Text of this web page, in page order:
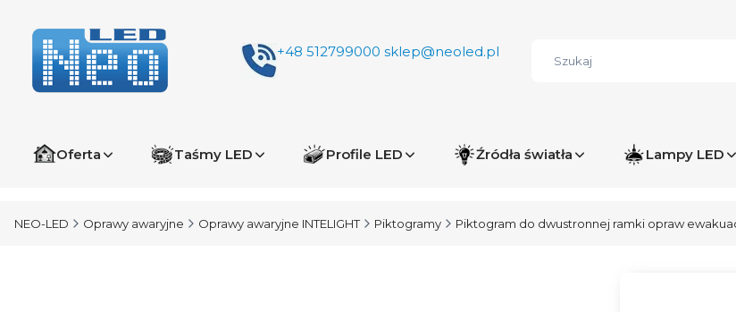
+48 512799000 sklep@neoled.pl
Oferta Taśmy LED Profile LED Źródła światła Lampy LED
NEO-LED Oprawy awaryjne Oprawy awaryjne INTELIGHT Piktogramy Piktogram do dwustronnej ramki opraw